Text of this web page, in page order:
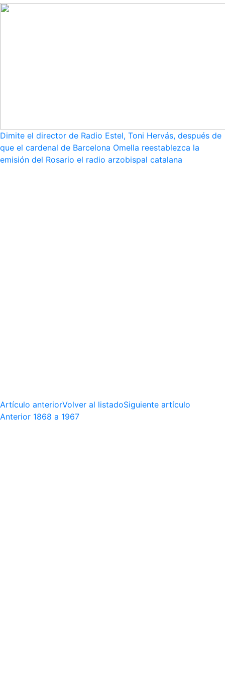
Dimite el director de Radio Estel, Toni Hervás, después de
que el cardenal de Barcelona Omella reestablezca la
emisión del Rosario el radio arzobispal catalana
Artículo anteriorVolver al listadoSiguiente artículo
Anterior 1868 a 1967